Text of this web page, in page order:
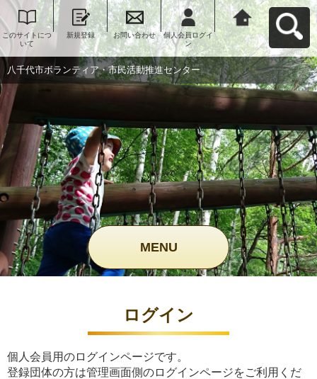
このサイトにつ
いて
新規登録 お問い合わせ
個人会員ログイ
ン
八千代市ボラン
ティア・市民活
動推進センター
へ戻る
八千代市ボランティア・市民活動推進センター
MENU
ログイン
個人会員用のログインページです。
登録団体の方は管理画面側のログインページをご利用くだ